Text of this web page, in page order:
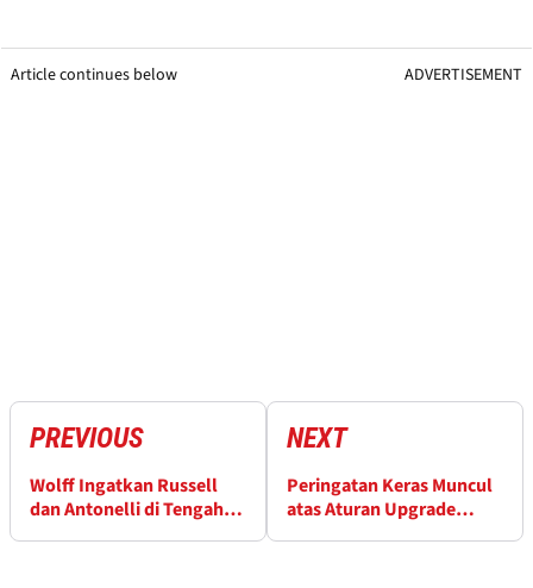
Article continues below ADVERTISEMENT
PREVIOUS
Wolff Ingatkan Russell
dan Antonelli di Tengah
NEXT
Peringatan Keras Muncul
atas Aturan Upgrade